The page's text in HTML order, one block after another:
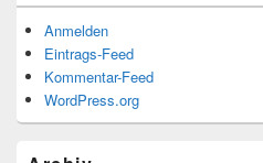
Anmelden
Eintrags-Feed
Kommentar-Feed
WordPress.org